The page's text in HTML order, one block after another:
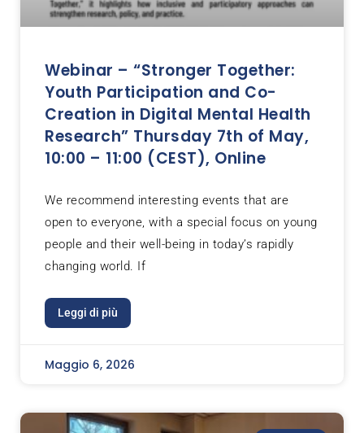
Webinar – “Stronger Together:
Youth Participation and Co-
Creation in Digital Mental Health
Research” Thursday 7th of May,
10:00 – 11:00 (CEST), Online
We recommend interesting events that are
open to everyone, with a special focus on young
people and their well-being in today’s rapidly
changing world. If
Leggi di più
Maggio 6, 2026